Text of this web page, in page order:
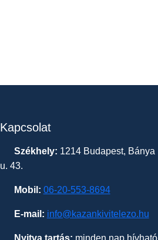
Kapcsolat
Székhely: 1214 Budapest, Bánya
u. 43.
Mobil: 06-20-553-8694
E-mail: info@kazankivitelezo.hu
Nyitva tartás: minden nap hívható,